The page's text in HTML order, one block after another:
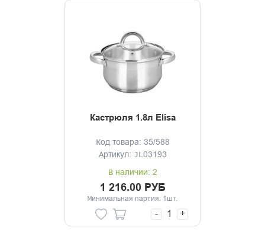
Кастрюля 1.8л Elisa
Код товара: 35/588
Артикул: JL03193
В наличии: 2
1 216.00 РУБ
Минимальная партия: 1шт.
- +